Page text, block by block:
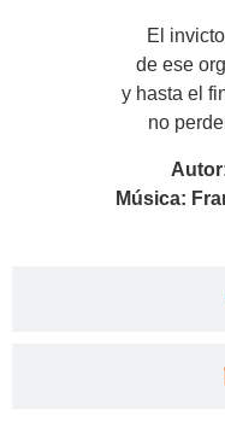
El
de ese
y hasta el
no
Música: